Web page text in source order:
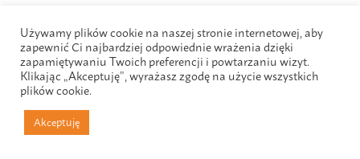
Używamy plików cookie na naszej stronie internetowej, aby
zapewnić Ci najbardziej odpowiednie wrażenia dzięki
zapamiętywaniu Twoich preferencji i powtarzaniu wizyt.
Klikając „Akceptuję”, wyrażasz zgodę na użycie wszystkich
plików cookie.
Akceptuję